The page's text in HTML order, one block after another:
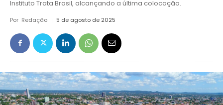
Amazônia
Instituto Trata Brasil, alcançando a última colocação.
Por Redação 5 de agosto de 2025